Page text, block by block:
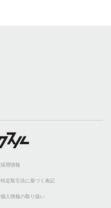
採用情報
特定取引法に基づく表記
個人情報の取り扱い